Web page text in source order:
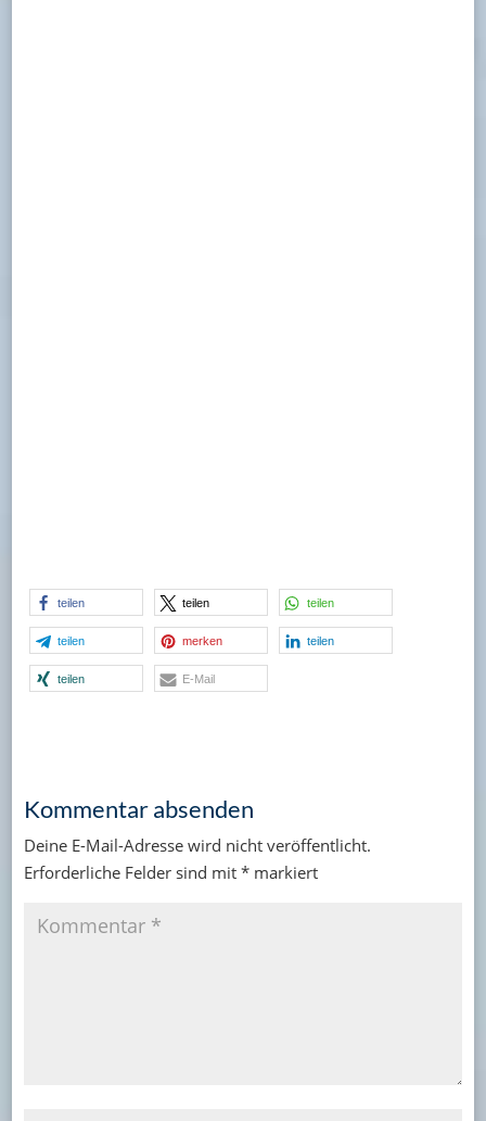
teilen teilen teilen
teilen merken teilen
teilen E-Mail
Kommentar absenden
Deine E-Mail-Adresse wird nicht veröffentlicht.
Erforderliche Felder sind mit *markiert